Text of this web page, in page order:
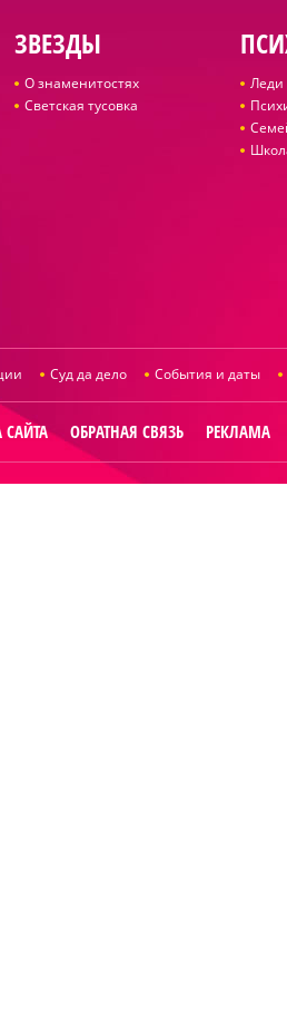
ЗВЕЗДЫ
О знаменитостях
Светская тусовка
Леди
Суд да дело События и даты
САЙТА ОБРАТНАЯ СВЯЗЬ РЕКЛАМА